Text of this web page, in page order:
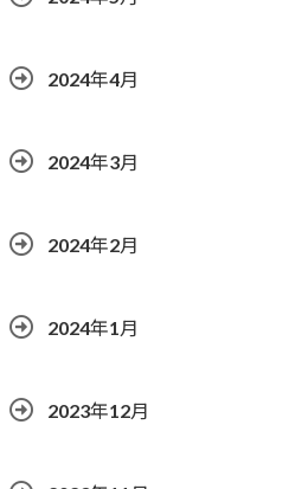
2024年4月
2024年3月
2024年2月
2024年1月
2023年12月